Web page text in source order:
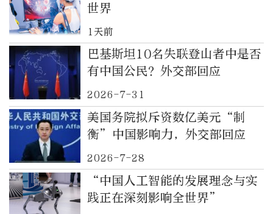
世界
1天前
巴基斯坦10名失联登山者中是否
有中国公民？外交部回应
2026-7-31
美国务院拟斥资数亿美元“制
衡”中国影响力，外交部回应
2026-7-28
“中国人工智能的发展理念与实
践正在深刻影响全世界”